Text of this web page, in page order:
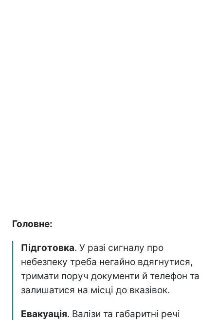
Головне:
Підготовка. У разі сигналу про
небезпеку треба негайно вдягнутися,
тримати поруч документи й телефон та
залишатися на місці до вказівок.
Евакуація. Валізи та габаритні речі